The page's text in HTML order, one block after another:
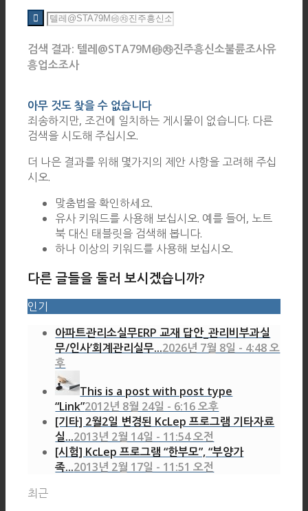
검색 결과: 텔레@STA79M㉳㉷진주흥신소불륜조사유
흥업소조사
아무 것도 찾을 수 없습니다
죄송하지만, 조건에 일치하는 게시물이 없습니다. 다른
검색을 시도해 주십시오.
더 나은 결과를 위해 몇가지의 제안 사항을 고려해 주십
시오.
맞춤법을 확인하세요.
유사 키워드를 사용해 보십시오. 예를 들어, 노트
북 대신 태블릿을 검색해 봅니다.
하나 이상의 키워드를 사용해 보십시오.
다른 글들을 둘러 보시겠습니까?
인기
아파트관리소실무ERP 교재 답안_관리비부과실
무/인사’회계관리실무...2026년 7월 8일 - 4:48 오
후
This is a post with post type
“Link”2012년 8월 24일 - 6:16 오후
[기타] 2월2일 변경된 KcLep 프로그램 기타자료
실...2013년 2월 14일 - 11:54 오전
[시험] KcLep 프로그램 “한부모”, “부양가
족...2013년 2월 17일 - 11:51 오전
최근